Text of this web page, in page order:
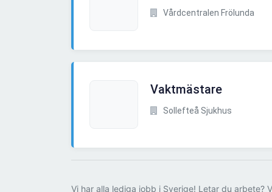
Vårdcentralen Frölunda
Vaktmästare
Sollefteå Sjukhus
Vi har alla lediga jobb i Sverige! Letar du